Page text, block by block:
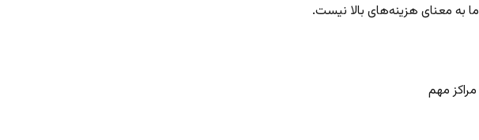
به معنای هزینه‌های بالا نیست.
مهم